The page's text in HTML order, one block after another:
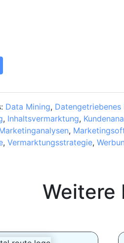
Data Mining, Datengetriebenes
, Inhaltsvermarktung,
,
, Vermarktungsstrategie,
Weitere